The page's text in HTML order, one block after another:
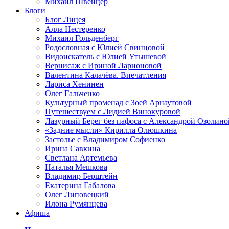
Блоги
Блог Лицея
Алла Нестеренко
Михаил Гольденберг
Родословная с Юлией Свинцовой
Видоискатель с Юлией Утышевой
Вернисаж с Ириной Ларионовой
Валентина Калачёва. Впечатления
Лариса Хенинен
Олег Гальченко
Культурный променад с Зоей Арнаутовой
Путешествуем с Лидией Винокуровой
Лазурный Берег без пафоса с Александрой
«Задние мысли» Кирилла Олюшкина
Застолье с Владимиром Софиенко
Ирина Савкина
Светлана Артемьева
Наталья Мешкова
Владимир Берштейн
Екатерина Габалова
Олег Липовецкий
Илона Румянцева
Афиша